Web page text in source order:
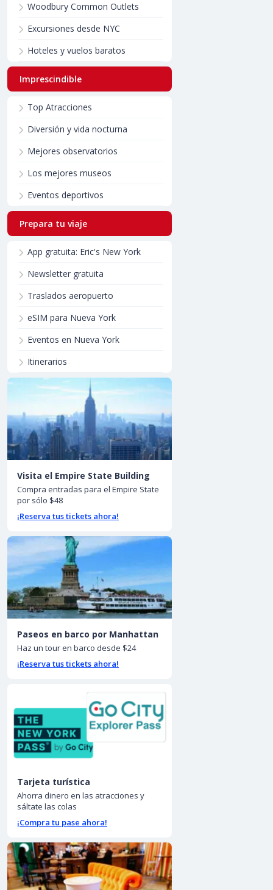
Woodbury Common Outlets
Excursiones desde NYC
Hoteles y vuelos baratos
Imprescindible
Top Atracciones
Diversión y vida nocturna
Mejores observatorios
Los mejores museos
Eventos deportivos
Prepara tu viaje
App gratuita: Eric's New York
Newsletter gratuita
Traslados aeropuerto
eSIM para Nueva York
Eventos en Nueva York
Itinerarios
Visita el Empire State Building
Compra entradas para el Empire State
por sólo $48
¡Reserva tus tickets ahora!
Paseos en barco por Manhattan
Haz un tour en barco desde $24
¡Reserva tus tickets ahora!
Tarjeta turística
Ahorra dinero en las atracciones y
sáltate las colas
¡Compra tu pase ahora!